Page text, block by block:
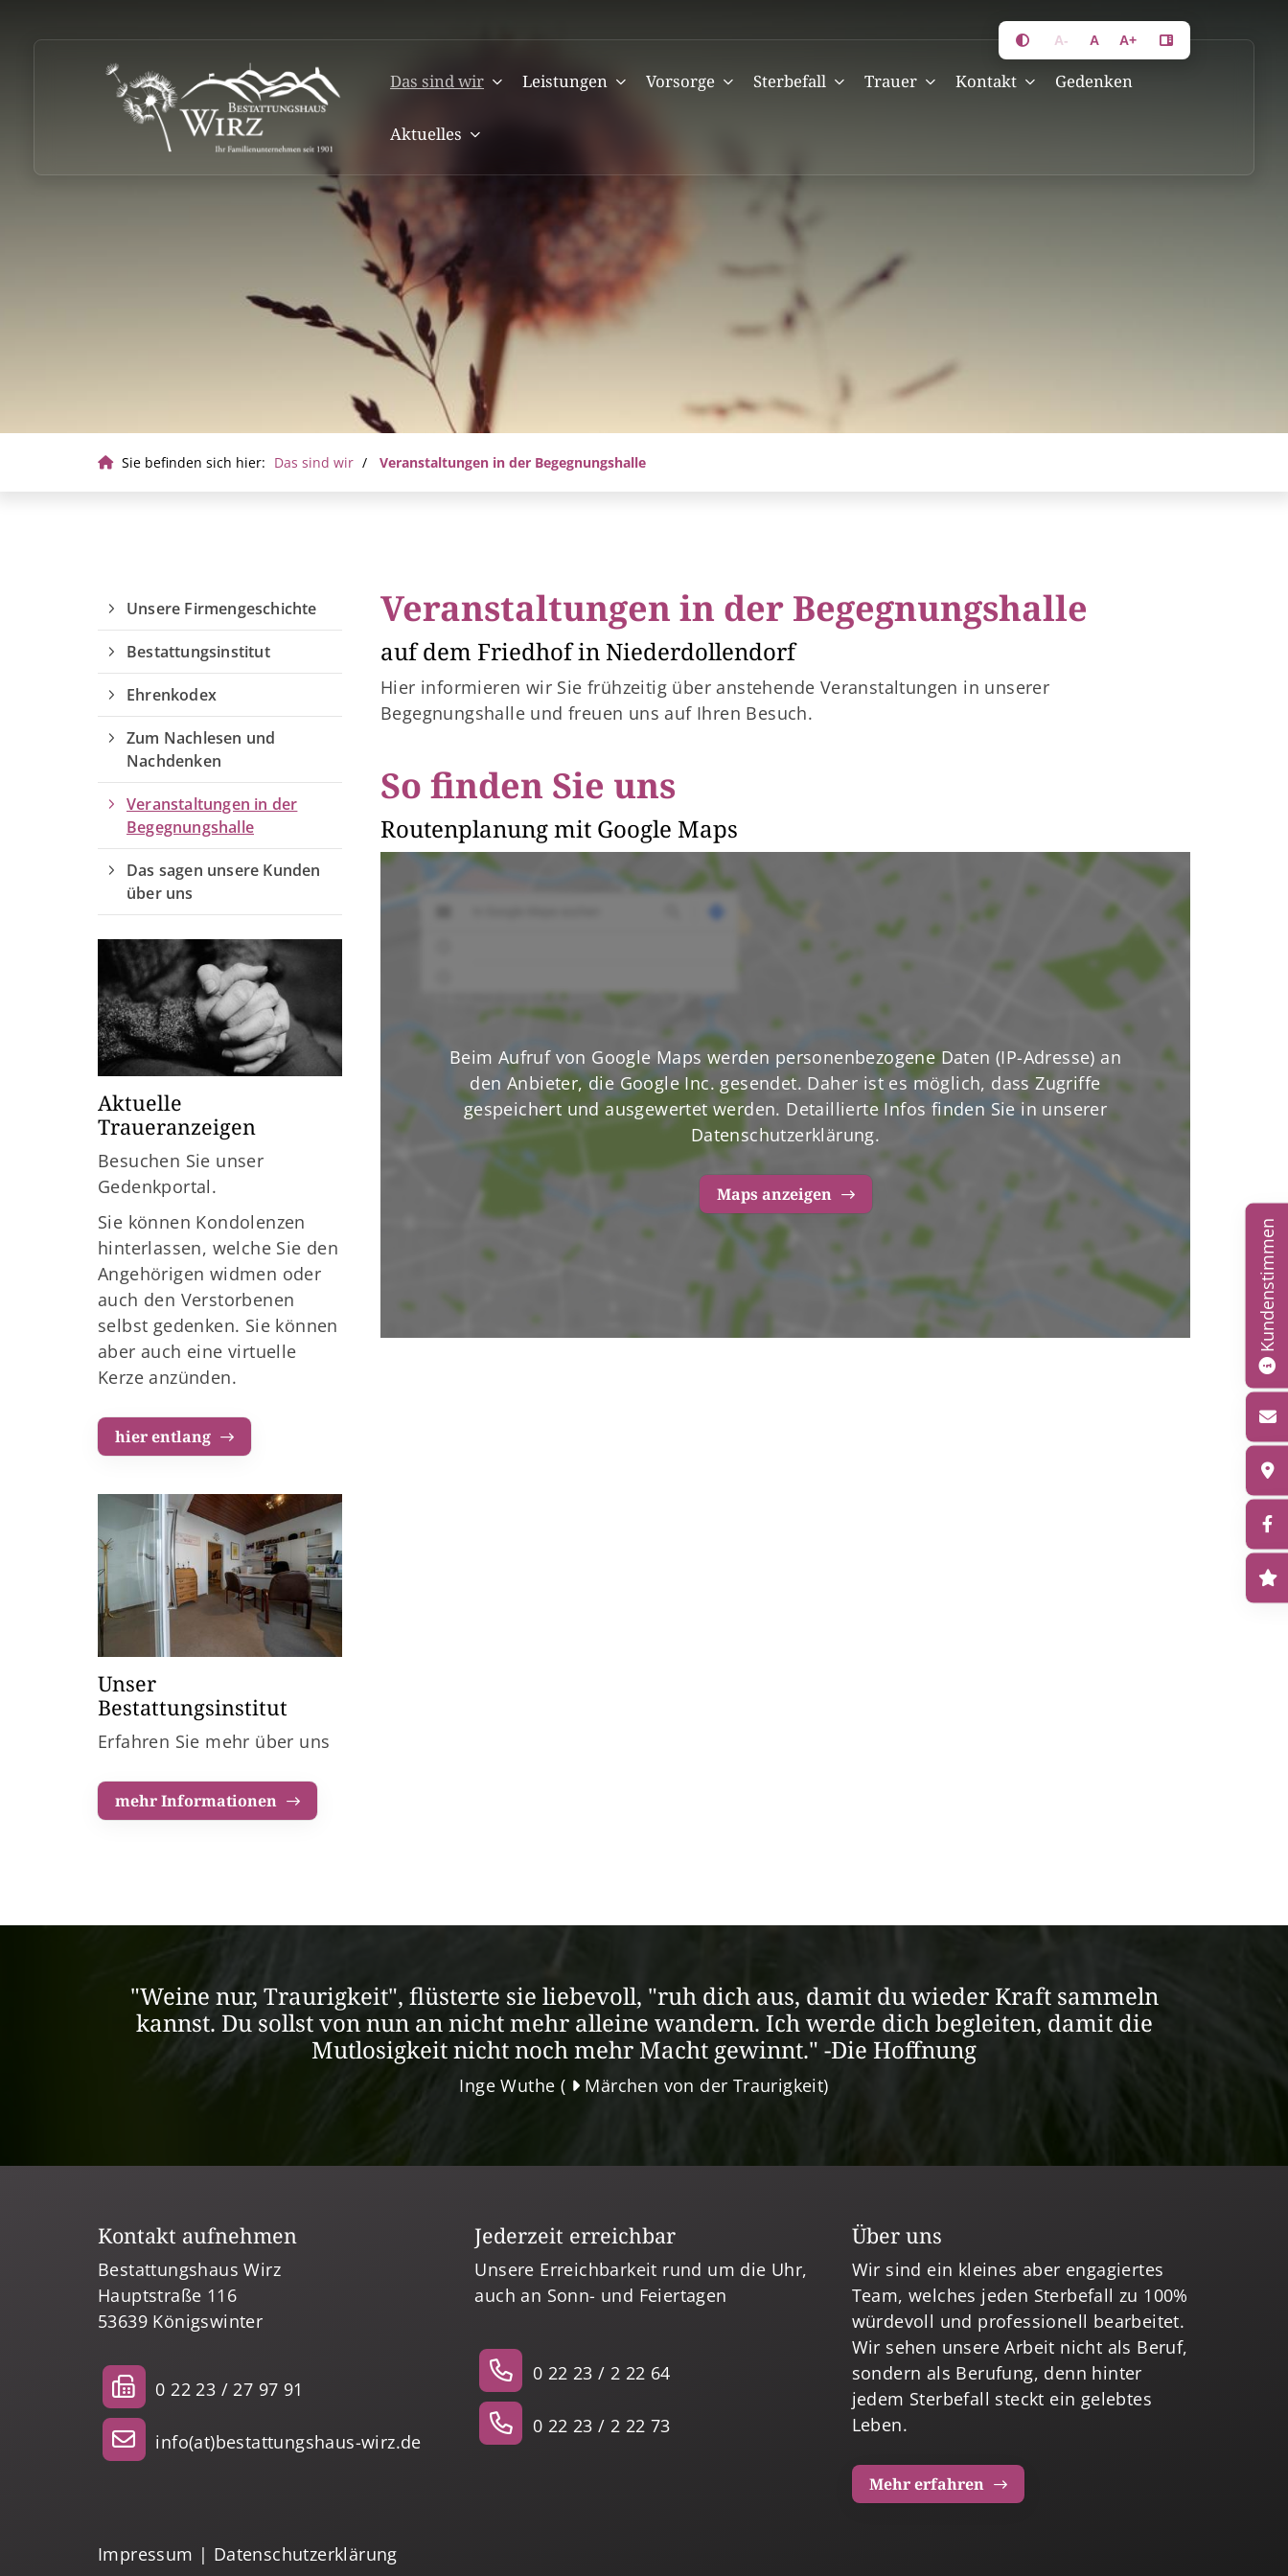
A- A A+
Das sind wir Leistungen Vorsorge Sterbefall Trauer Kontakt Gedenken
Aktuelles
Sie befinden sich hier: Das sind wir Veranstaltungen in der Begegnungshalle
Veranstaltungen in der Begegnungshalle
auf dem Friedhof in Niederdollendorf
Hier informieren wir Sie frühzeitig über anstehende Veranstaltungen in unserer
Begegnungshalle und freuen uns auf Ihren Besuch.
So finden Sie uns
Routenplanung mit Google Maps
Beim Aufruf von Google Maps werden personenbezogene Daten (IP-Adresse) an
den Anbieter, die Google Inc. gesendet. Daher ist es möglich, dass Zugriffe
gespeichert und ausgewertet werden. Detaillierte Infos finden Sie in unserer
Datenschutzerklärung.
Maps anzeigen
Unsere Firmengeschichte
Bestattungsinstitut
Ehrenkodex
Zum Nachlesen und
Nachdenken
Veranstaltungen in der
Begegnungshalle
Das sagen unsere Kunden
über uns
Aktuelle
Traueranzeigen
Besuchen Sie unser
Gedenkportal.
Sie können Kondolenzen
hinterlassen, welche Sie den
Angehörigen widmen oder
auch den Verstorbenen
selbst gedenken. Sie können
aber auch eine virtuelle
Kerze anzünden.
hier entlang
Unser
Bestattungsinstitut
Erfahren Sie mehr über uns
mehr Informationen
"Weine nur, Traurigkeit", flüsterte sie liebevoll, "ruh dich aus, damit du wieder Kraft sammeln
kannst. Du sollst von nun an nicht mehr alleine wandern. Ich werde dich begleiten, damit die
Mutlosigkeit nicht noch mehr Macht gewinnt." -Die Hoffnung
Inge Wuthe ( Märchen von der Traurigkeit)
Kontakt aufnehmen
Bestattungshaus Wirz
Hauptstraße 116
53639 Königswinter
0 22 23 / 27 97 91
info(at)bestattungshaus-wirz.de
Jederzeit erreichbar
Unsere Erreichbarkeit rund um die Uhr,
auch an Sonn- und Feiertagen
0 22 23 / 2 22 64
0 22 23 / 2 22 73
Über uns
Wir sind ein kleines aber engagiertes
Team, welches jeden Sterbefall zu 100%
würdevoll und professionell bearbeitet.
Wir sehen unsere Arbeit nicht als Beruf,
sondern als Berufung, denn hinter
jedem Sterbefall steckt ein gelebtes
Leben.
Mehr erfahren
Impressum | Datenschutzerklärung
Kundenstimmen